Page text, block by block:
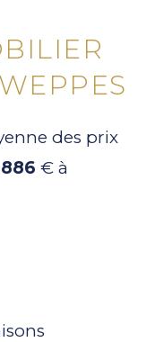
des prix
€ à